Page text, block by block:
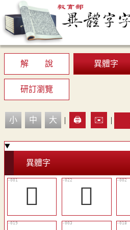
最新消息
顯示模式
網站導覽
解 說
異體字
研訂瀏覽
小 中 大 | 🖨️ ✉️ |
異體字
𠂺 󱽆